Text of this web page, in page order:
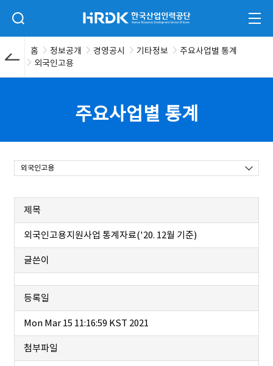
검색 입력폼 열기 HRDK 한국산업인력공단 전체
홈 정보공개 경영공시 기타정보
주요사업별 통계
외국인고용
주요사업별 통계
외국인고용
제목
외국인고용지원사업 통계자료('20. 12월 기준)
글쓴이
등록일
Mon Mar 15 11:16:59 KST 2021
첨부파일